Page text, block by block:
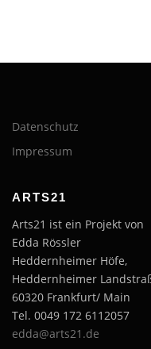
Datenschutz
Impressum
ARTS21
Arts21 ist ein Projekt von
Edda Rössler
Heddernheimer Höfe,
Heddernheimer
60320 Frankfurt/ Main
Tel. 0049 172 6112057
edda@arts21.de